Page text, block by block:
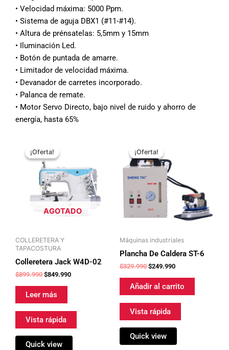
• Velocidad máxima: 5000 Ppm.
• Sistema de aguja DBX1 (#11-#14).
• Altura de prénsatelas: 5,5mm y 15mm
• Iluminación Led.
• Botón de puntada de amarre.
• Limitador de velocidad máxima.
• Devanador de carretes incorporado.
• Palanca de remate.
• Motor Servo Directo, bajo nivel de ruido y ahorro de
energía, hasta 65%
¡Oferta!
AGOTADO
¡Oferta!
COLLERETERA Y
TAPACOSTURA
Colleretera Jack W4D-02
$899.990
precio
original
era:
$899.990.
$849.990
es:
$849.990.
Leer más
Vista rápida
Quick view
¡Oferta!
¡Oferta!
Máquinas industriales
Plancha De Caldera ST-6
$329.990
precio
original
era:
$329.990.
$249.990
Añadir al carrito
Vista rápida
Quick view